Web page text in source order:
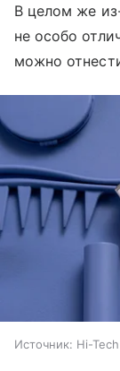
В целом же
не особо
можно
Источник: Hi-